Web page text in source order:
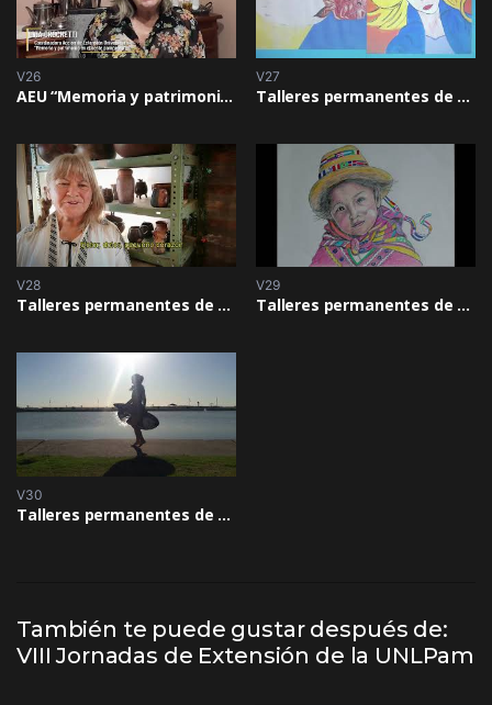
V26
AEU “Memoria y patrimonio en el oeste pampeano”
V27
Talleres permanentes de cultura: “Expresión Artística”
V28
Talleres permanentes de cultura: “Teatro”
V29
Talleres permanentes de cultura: Taller de ensamble “Detrás de la puerta”
V30
Talleres permanentes de cultura: “Expresión folclórica”
También te puede gustar después de:
VIII Jornadas de Extensión de la UNLPam